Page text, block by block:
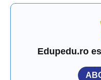
Edupedu.ro